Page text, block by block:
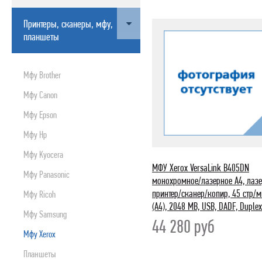
ПРИНТЕРЫ, СКАНЕРЫ, МФУ, ПЛАНШЕТЫ
БЛОКИ БЕСПЕРЕБОЙНОГО ПИТАНИЯ
СЕТЕВОЕ ОБОРУДОВАНИЕ
СЕТЕВЫЕ И ИНТЕРФЕЙСНЫЕ ШНУРЫ
КАРТРИДЖИ
МОБИЛЬНАЯ ТЕХНИКА
ЦИФРОВЫЕ ВИДЕО И ФОТОКАМЕРЫ
ПРОГРАММНЫЕ ПРОДУКТЫ
БЫТОВАЯ И КЛИМАТИЧЕСКАЯ ТЕХНИКА
TV, ПЛЕЕРЫ, ДОМАШНИЕ КИНОТЕАТРЫ И Т.Д.
ВНЕШНИЕ НАКОПИТЕЛИ
Принтеры, сканеры, мфу,
планшеты
Мфу Brother
Мфу Canon
Мфу Epson
Мфу Hp
Мфу Kyocera
Мфу Panasonic
Мфу Ricoh
Мфу Samsung
Мфу Xerox
Планшеты
МФУ Xerox VersaLink B405DN
монохромное/лазерное A4,
принтер/сканер/копир, 45 стр/
(A4), 2048 MB, USB, DADF, Duplex
44 280 руб